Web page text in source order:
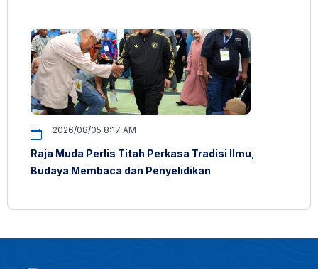
2026/08/05 8:17 AM
Raja Muda Perlis Titah Perkasa Tradisi Ilmu,
Budaya Membaca dan Penyelidikan